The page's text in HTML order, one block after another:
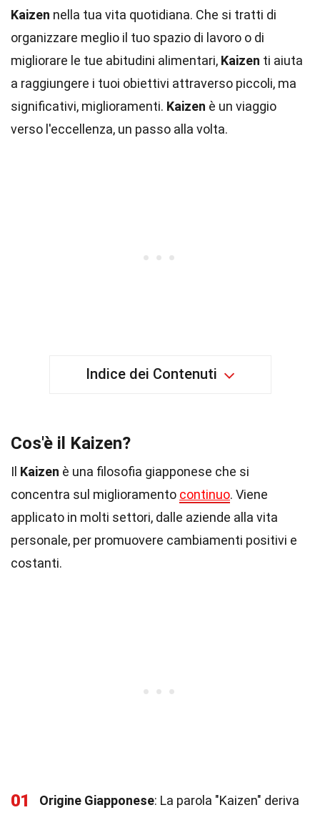
Kaizen nella tua vita quotidiana. Che si tratti di
organizzare meglio il tuo spazio di lavoro o di
migliorare le tue abitudini alimentari, Kaizen ti aiuta
a raggiungere i tuoi obiettivi attraverso piccoli, ma
significativi, miglioramenti. Kaizen è un viaggio
verso l'eccellenza, un passo alla volta.
Indice dei Contenuti
Cos'è il Kaizen?
Il Kaizen è una filosofia giapponese che si
concentra sul miglioramento continuo. Viene
applicato in molti settori, dalle aziende alla vita
personale, per promuovere cambiamenti positivi e
costanti.
01 Origine Giapponese: La parola "Kaizen" deriva